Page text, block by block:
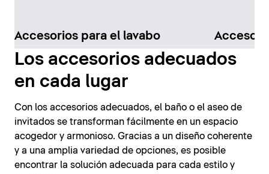
Accesorios para el lavabo
Los accesorios adecuados
en cada lugar
Con los accesorios adecuados, el baño o el aseo de
invitados se transforman fácilmente en un espacio
acogedor y armonioso. Gracias a un diseño coherente
y a una amplia variedad de opciones, es posible
encontrar la solución adecuada para cada estilo y